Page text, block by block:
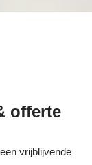
offerte
vrijblijvende